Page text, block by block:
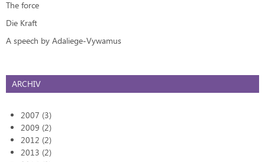
The force
Die Kraft
A speech by Adaliege-Vywamus
ARCHIV
2007 (3)
2009 (2)
2012 (2)
2013 (2)